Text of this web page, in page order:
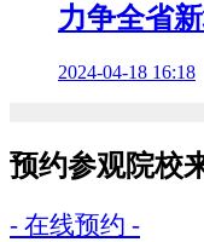
力争全省
2024-04-18 16:18
预约参观院校
- 在线预约 -